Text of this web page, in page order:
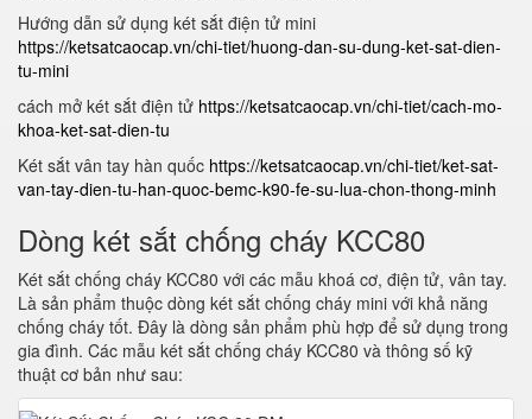
Hướng dẫn sử dụng két sắt điện tử mini
https://ketsatcaocap.vn/chi-tiet/huong-dan-su-dung-ket-sat-dien-
tu-mini
cách mở két sắt điện tử https://ketsatcaocap.vn/chi-tiet/cach-mo-
khoa-ket-sat-dien-tu
Két sắt vân tay hàn quốc https://ketsatcaocap.vn/chi-tiet/ket-sat-
van-tay-dien-tu-han-quoc-bemc-k90-fe-su-lua-chon-thong-minh
Dòng két sắt chống cháy KCC80
Két sắt chống cháy KCC80 với các mẫu khoá cơ, điện tử, vân tay.
Là sản phẩm thuộc dòng két sắt chống cháy mini với khả năng
chống cháy tốt. Đây là dòng sản phẩm phù hợp để sử dụng trong
gia đình. Các mẫu két sắt chống cháy KCC80 và thông số kỹ
thuật cơ bản như sau: